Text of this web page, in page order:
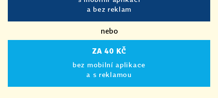
a bez reklam
nebo
ZA 40 KČ
bez mobilní aplikace
a s reklamou